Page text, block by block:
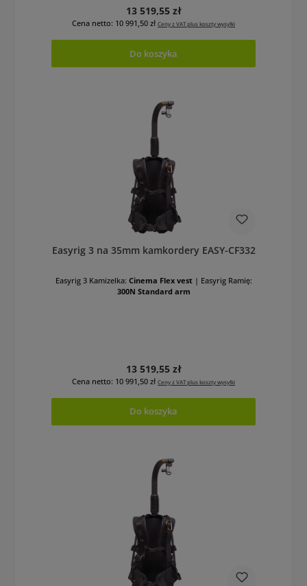
Cena regularna:
13 519,55 zł
Cena netto: 10 991,50 zł Ceny z VAT plus koszty wysyłki
Do koszyka
Easyrig 3 na 35mm kamkordery EASY-CF332
Easyrig 3 Kamizelka: Cinema Flex vest | Easyrig Ramię:
300N Standard arm
Cena regularna:
13 519,55 zł
Cena netto: 10 991,50 zł Ceny z VAT plus koszty wysyłki
Do koszyka